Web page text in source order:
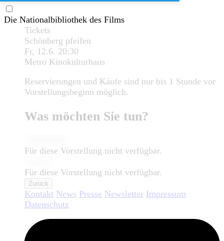
Die Nationalbibliothek des Films
Tickets
Schönberg pfeifen
Fr, 12.6. 20:30
Metro Kinokulturhaus
Reservierungen und Käufe sind nur bis 1 Stunde vor
Vorstellungsbeginn möglich.
Was möchten Sie tun?
Für diese Vorstellung nicht verfügbar.
Für diese Vorstellung nicht verfügbar.
Zurück
Kontakt News Presse Newsletter Impressum
Datenschutz